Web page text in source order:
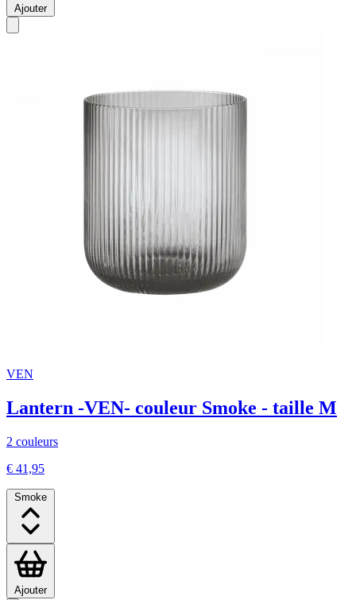
Ajouter
VEN
Lantern -VEN- couleur Smoke - taille M
2 couleurs
€ 41,95
Smoke
Ajouter